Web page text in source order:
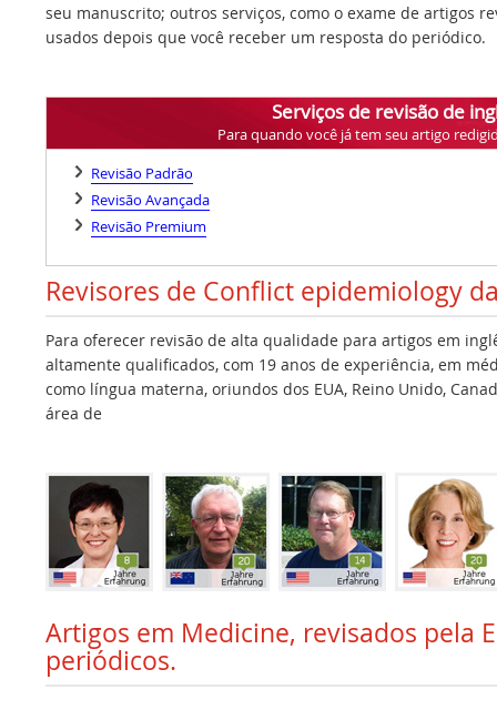
seu manuscrito; outros serviços, como o exame de artigos
usados depois que você receber um resposta do periódico.
Serviços de revisão de
Para quando você já tem seu artigo
Revisão Padrão
Revisão Avançada
Revisão Premium
Revisores de Conflict epidemiology
Para oferecer revisão de alta qualidade para artigos em
altamente qualificados, com 19 anos de experiência, em
como língua materna, oriundos dos EUA, Reino Unido,
área de
Artigos em Medicine, revisados pela
periódicos.